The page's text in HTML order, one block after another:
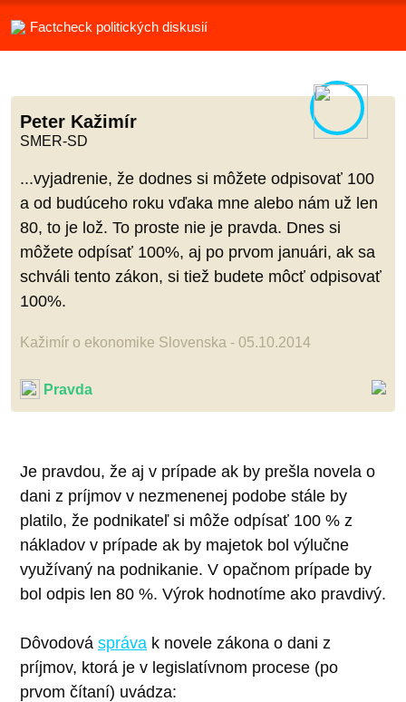
Factcheck politických diskusií
Peter Kažimír
SMER-SD
...vyjadrenie, že dodnes si môžete odpisovať 100
a od budúceho roku vďaka mne alebo nám už len
80, to je lož. To proste nie je pravda. Dnes si
môžete odpísať 100%, aj po prvom januári, ak sa
schváli tento zákon, si tiež budete môcť odpisovať
100%.
Kažimír o ekonomike Slovenska - 05.10.2014
Pravda
Je pravdou, že aj v prípade ak by prešla novela o
dani z príjmov v nezmenenej podobe stále by
platilo, že podnikateľ si môže odpísať 100 % z
nákladov v prípade ak by majetok bol výlučne
využívaný na podnikanie. V opačnom prípade by
bol odpis len 80 %. Výrok hodnotíme ako pravdivý.
Dôvodová správa k novele zákona o dani z
príjmov, ktorá je v legislatívnom procese (po
prvom čítaní) uvádza: